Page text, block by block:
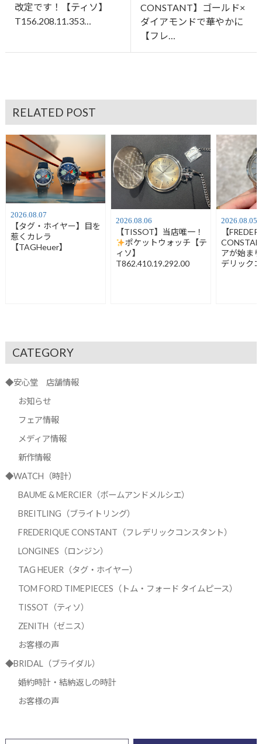
改定です！【ティソ】
T156.208.11.353…
CONSTANT】ゴールド×
ダイアモンドで華やかに
【フレ…
RELATED POST
2026.08.07
【タグ・ホイヤー】目を
惹くカレラ
【TAGHeuer】
2026.08.06
【TISSOT】当店唯一！
ポケットウォッチ【テ
ィソ】
T862.410.19.292.00
2026.08.05
【
アが始ま
デリック
CATEGORY
◆安心堂 店舗情報
お知らせ
フェア情報
メディア情報
新作情報
◆WATCH（時計）
BAUME & MERCIER（ボームアンドメルシエ）
BREITLING（ブライトリング）
FREDERIQUE CONSTANT（フレデリックコンスタント）
LONGINES（ロンジン）
TAG HEUER（タグ・ホイヤー）
TOM FORD TIMEPIECES（トム・フォード タイムピース）
TISSOT（ティソ）
ZENITH（ゼニス）
お客様の声
◆BRIDAL（ブライダル）
婚約時計・結納返しの時計
お客様の声